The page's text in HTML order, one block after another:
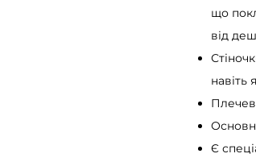
що
від
навіть
Є